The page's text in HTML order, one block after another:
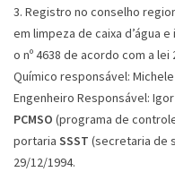
3. Registro no conselho
em limpeza de caixa d’água
o nº 4638 de acordo com a lei
Químico responsável: Michele
Engenheiro Responsável:
PCMSO (programa de
portaria SSST (secretaria de
29/12/1994.